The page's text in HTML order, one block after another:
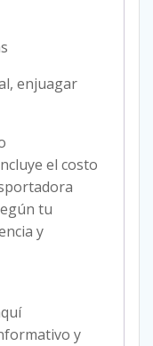
enjuagar
el costo
tu
y
y